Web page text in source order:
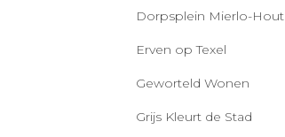
Dorpsplein Mierlo-Hout
Erven op Texel
Geworteld Wonen
Grijs Kleurt de Stad